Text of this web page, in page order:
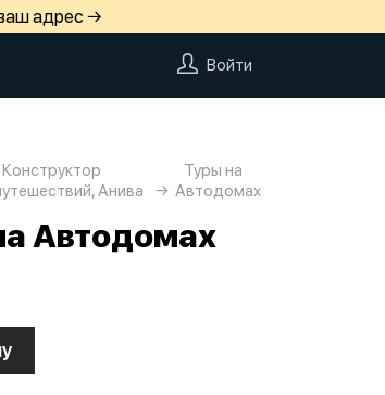
адрес →
Войти
Конструктор
Анива
Туры на
Автодомах
Автодомах